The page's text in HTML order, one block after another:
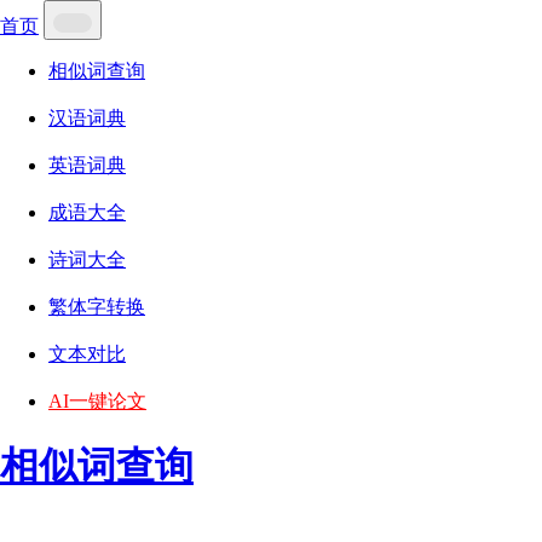
首页
相似词查询
汉语词典
英语词典
成语大全
诗词大全
繁体字转换
文本对比
AI一键论文
相似词查询